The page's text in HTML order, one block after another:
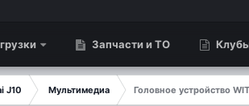
Запчасти и ТО
J10 Мультимедиа Головное устройство